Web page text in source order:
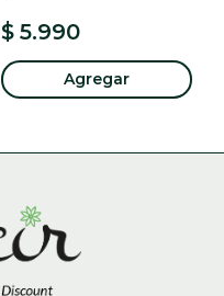
$ 5.990
Agregar